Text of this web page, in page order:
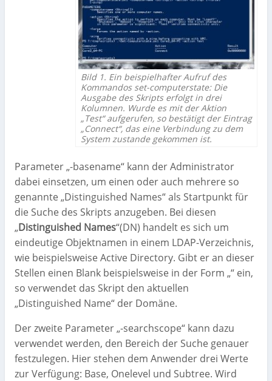
Bild 1. Ein beispielhafter Aufruf des
Kommandos set-computerstate: Die
Ausgabe des Skripts erfolgt in drei
Kolumnen. Wurde es mit der Aktion
„Test“ aufgerufen, so bestätigt der Eintrag
„Connect“, das eine Verbindung zu dem
System zustande gekommen ist.
Parameter „-basename“ kann der Administrator
dabei einsetzen, um einen oder auch mehrere so
genannte „Distinguished Names“ als Startpunkt für
die Suche des Skripts anzugeben. Bei diesen
„Distinguished Names“(DN) handelt es sich um
eindeutige Objektnamen in einem LDAP-Verzeichnis,
wie beispielsweise Active Directory. Gibt er an dieser
Stellen einen Blank beispielsweise in der Form „“ ein,
so verwendet das Skript den aktuellen
„Distinguished Name“ der Domäne.
Der zweite Parameter „-searchscope“ kann dazu
verwendet werden, den Bereich der Suche genauer
festzulegen. Hier stehen dem Anwender drei Werte
zur Verfügung: Base, Onelevel und Subtree. Wird